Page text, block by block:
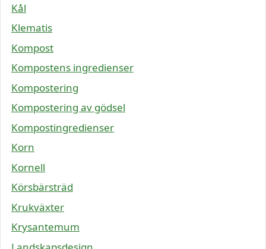
Kål
Klematis
Kompost
Kompostens ingredienser
Kompostering
Kompostering av gödsel
Kompostingredienser
Korn
Kornell
Körsbärsträd
Krukväxter
Krysantemum